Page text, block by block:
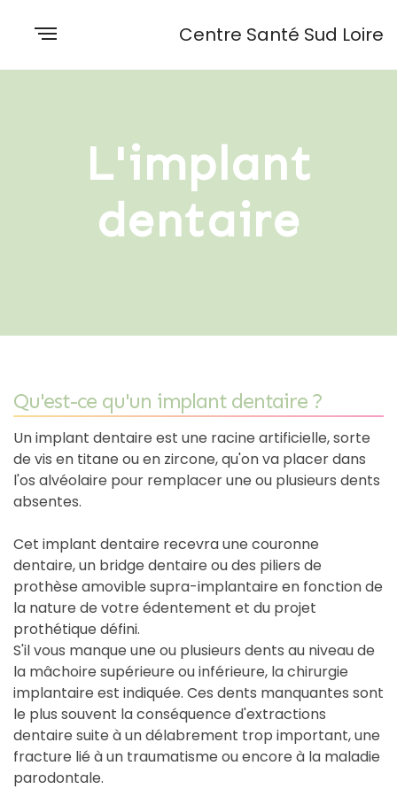
Centre Santé Sud Loire
L'implant
dentaire
Qu'est-ce qu'un implant dentaire ?
Un implant dentaire est une racine artificielle, sorte
de vis en titane ou en zircone, qu'on va placer dans
l'os alvéolaire pour remplacer une ou plusieurs dents
absentes.
Cet implant dentaire recevra une couronne
dentaire, un bridge dentaire ou des piliers de
prothèse amovible supra-implantaire en fonction de
la nature de votre édentement et du projet
prothétique défini.
S'il vous manque une ou plusieurs dents au niveau de
la mâchoire supérieure ou inférieure, la chirurgie
implantaire est indiquée. Ces dents manquantes sont
le plus souvent la conséquence d'extractions
dentaire suite à un délabrement trop important, une
fracture lié à un traumatisme ou encore à la maladie
parodontale.